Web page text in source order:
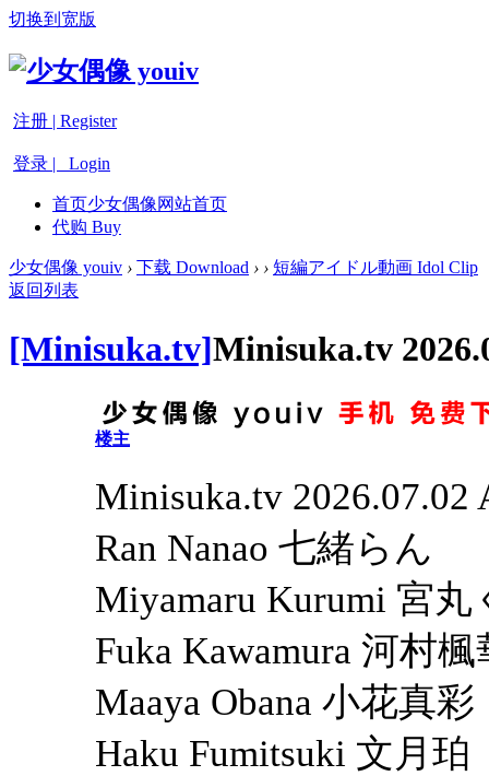
切换到宽版
注册 | Register
登录 | Login
首页少女偶像网站首页
代购 Buy
少女偶像 youiv › 下载 Download › › 短編アイドル動画 Idol Clip
返回列表
[Minisuka.tv]Minisuka.tv
楼主
Minisuka.tv 2026.07.02
Ran Nanao 七緒らん
Miyamaru Kurumi 宮丸
Fuka Kawamura 河村楓
Maaya Obana 小花真彩
Haku Fumitsuki 文月珀